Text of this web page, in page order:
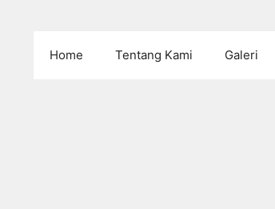
Home Tentang Kami Galeri